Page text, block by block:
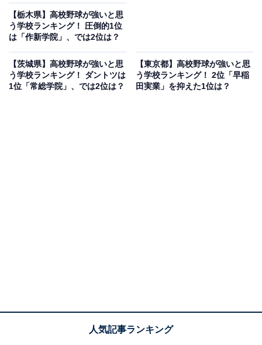
メントを紹介します。
「甲子園出場回数が多く、千葉大会では断トツの強さを
見せているので」（東京都／60代女性）、「野球のレベ
ルも高いが、応援が凄まじい」（兵庫県／30代男性）、
「甲子園で上位進出ということはありませんが、毎年レ
【栃木県】高校野球が強いと思
う学校ランキング！ 圧倒的1位
は「作新学院」、では2位は？
【茨城県】高校野球が強いと思
う学校ランキング！ ダントツは
1位「常総学院」、では2位は？
【東京都】高校野球が強いと思
う学校ランキング！ 2位「早稲
田実業」を抑えた1位は？